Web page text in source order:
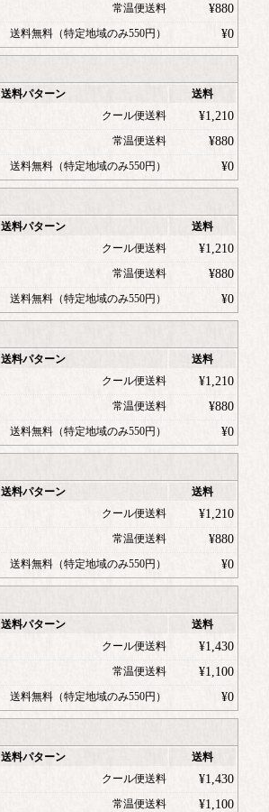
常温便送料 ¥880
送料無料（特定地域のみ550円） ¥0
送料パターン
送料
クール便送料
¥1,210
常温便送料 ¥880
送料無料（特定地域のみ550円） ¥0
送料パターン
送料
クール便送料
¥1,210
常温便送料 ¥880
送料無料（特定地域のみ550円） ¥0
送料パターン
送料
クール便送料
¥1,210
常温便送料 ¥880
送料無料（特定地域のみ550円） ¥0
送料パターン
送料
クール便送料
¥1,210
常温便送料 ¥880
送料無料（特定地域のみ550円） ¥0
送料パターン
送料
クール便送料
¥1,430
常温便送料 ¥1,100
送料無料（特定地域のみ550円） ¥0
送料パターン
送料
クール便送料
¥1,430
常温便送料 ¥1,100